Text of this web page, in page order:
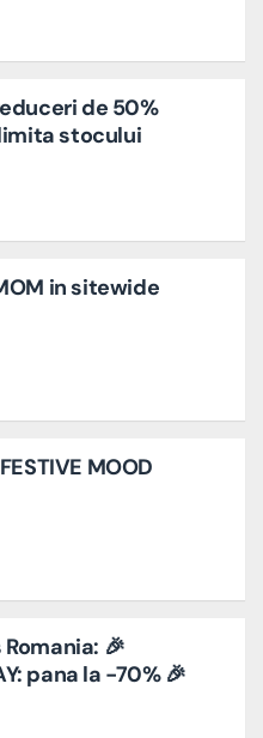
de 50%
stocului
in sitewide
MOOD
🎉
pana la -70% 🎉